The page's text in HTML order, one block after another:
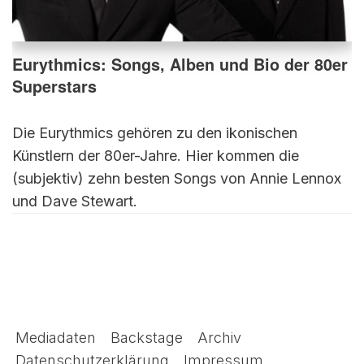
Eurythmics: Songs, Alben und Bio der 80er
Superstars
Die Eurythmics gehören zu den ikonischen
Künstlern der 80er-Jahre. Hier kommen die
(subjektiv) zehn besten Songs von Annie Lennox
und Dave Stewart.
Mediadaten Backstage
Archiv
Datenschutzerklärung
Impressum